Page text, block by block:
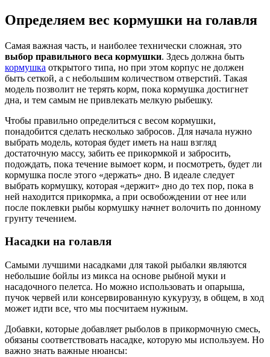
Определяем вес кормушки на голавля
Самая важная часть, и наиболее технически сложная, это
выбор правильного веса кормушки. Здесь должна быть
кормушка открытого типа, но при этом корпус не должен
быть сеткой, а с небольшим количеством отверстий. Такая
модель позволит не терять корм, пока кормушка достигнет
дна, и тем самым не привлекать мелкую рыбешку.
Чтобы правильно определиться с весом кормушки,
понадобится сделать несколько забросов. Для начала нужно
выбрать модель, которая будет иметь на наш взгляд
достаточную массу, забить ее прикормкой и забросить,
подождать, пока течение вымоет корм, и посмотреть, будет ли
кормушка после этого «держать» дно. В идеале следует
выбрать кормушку, которая «держит» дно до тех пор, пока в
ней находится прикормка, а при освобождении от нее или
после поклевки рыбы кормушку начнет волочить по донному
грунту течением.
Насадки на голавля
Самыми лучшими насадками для такой рыбалки являются
небольшие бойлы из микса на основе рыбной муки и
насадочного пелетса. Но можно использовать и опарыша,
пучок червей или консервированную кукурузу, в общем, в ход
может идти все, что мы посчитаем нужным.
Добавки, которые добавляет рыболов в прикормочную смесь,
обязаны соответствовать насадке, которую мы используем. Но
важно знать важные нюансы: